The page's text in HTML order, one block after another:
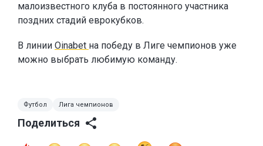
малоизвестного клуба в постоянного участника
поздних стадий еврокубков.
В линии Oinabet на победу в Лиге чемпионов уже
можно выбрать любимую команду.
Футбол Лига чемпионов
Поделиться